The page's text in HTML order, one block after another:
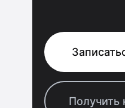
Получить